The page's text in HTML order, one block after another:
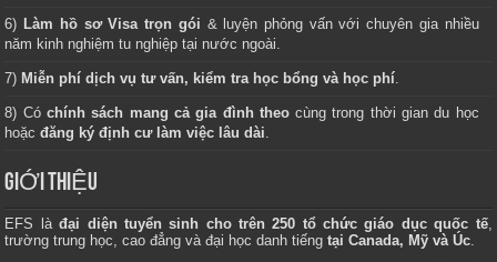
6) Làm hồ sơ Visa trọn gói & luyện phỏng vấn với chuyên gia nhiều
năm kinh nghiệm tu nghiệp tại nước ngoài.
7) Miễn phí dịch vụ tư vấn, kiểm tra học bổng và học phí.
8) Cóchính sách mang cả gia đình theocùng trong thời gian du học
hoặcđăng ký định cư làm việc lâu dài.
GIỚI THIỆU
EFS làđại diện tuyển sinh cho trên 250 tổ chức giáo dục quốc tế,
trường trung học, cao đẳng và đại học danh tiếng tại Canada, Mỹ và Úc.